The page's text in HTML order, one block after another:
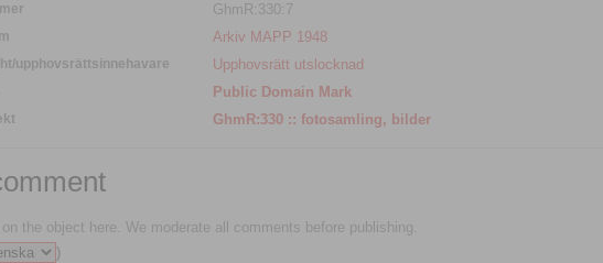
GhmR:330:7
Arkiv MAPP 1948
upphovsrättsinnehavare Upphovsrätt utslocknad
Public Domain Mark
GhmR:330 :: fotosamling, bilder
the object here. We moderate all comments before publishing.
)